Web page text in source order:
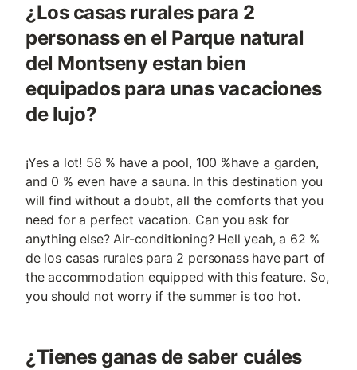
¿Los casas rurales para 2
personass en el Parque natural
del Montseny estan bien
equipados para unas vacaciones
de lujo?
¡Yes a lot! 58 % have a pool, 100 %have a garden,
and 0 % even have a sauna. In this destination you
will find without a doubt, all the comforts that you
need for a perfect vacation. Can you ask for
anything else? Air-conditioning? Hell yeah, a 62 %
de los casas rurales para 2 personass have part of
the accommodation equipped with this feature. So,
you should not worry if the summer is too hot.
¿Tienes ganas de saber cuáles